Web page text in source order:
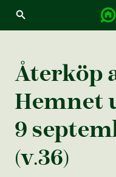
Återköp
Hemnet
9
(v.36)